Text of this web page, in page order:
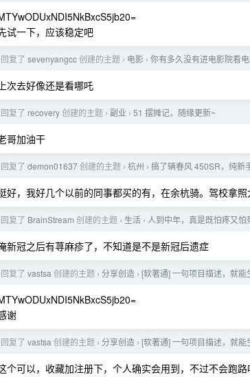
试一下，应该稳定吧
回复了 sevenyangcc创建的主题 › 电影 › 你有多久没有进电影院看电
上次去好像还是看哪吒
回复了 recovery创建的主题 › 副业 › 51 摆摊记，随缘更新~
哥加油干
回复了 demon01637创建的主题 › 杭州 › 搞了辆春风 450SR，纯新
好，我好几个以前的同事都买的有，在余杭骑。驾校拿
回复了 BrainStream 创建的主题 › 生活 › 人到中年，真是既怕疼又怕
新冠之后有荨麻疹了，不知道是不是新冠后遗症
回复了 vastsa 创建的主题 › 分享创造 › [软著通] 一句项目描述，就
谢
回复了 vastsa 创建的主题 › 分享创造 › [软著通] 一句项目描述，就
个可以，收藏加注册下，个人确实会用到，不过不会跑